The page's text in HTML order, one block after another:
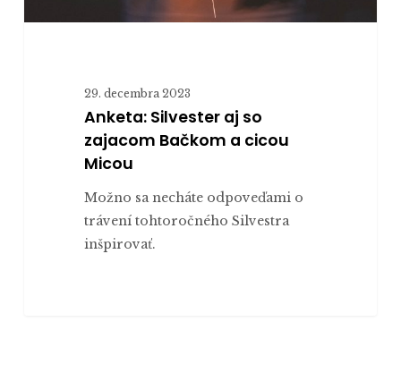
29. decembra 2023
Anketa: Silvester aj so
zajacom Bačkom a cicou
Micou
Možno sa necháte odpoveďami o
trávení tohtoročného Silvestra
inšpirovať.